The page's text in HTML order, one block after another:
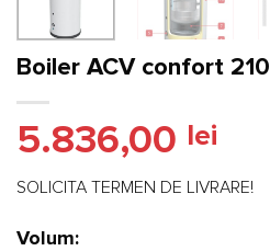
Boiler ACV confort 210
5.836,00 lei
SOLICITA TERMEN DE LIVRARE!
Volum: